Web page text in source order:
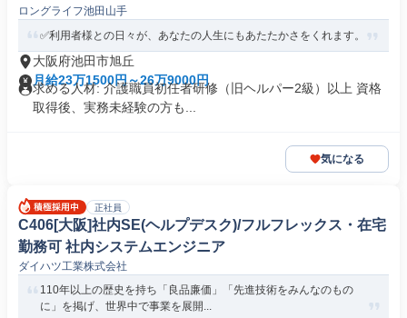
ロングライフ池田山手
✅利用者様との日々が、あなたの人生にもあたたかさをくれます。
大阪府池田市旭丘
月給23万1500円～26万9000円
求める人材: 介護職員初任者研修（旧ヘルパー2級）以上 資格
取得後、実務未経験の方も...
気になる
正社員
C406[大阪]社内SE(ヘルプデスク)/フルフレックス・在宅
勤務可 社内システムエンジニア
ダイハツ工業株式会社
110年以上の歴史を持ち「良品廉価」「先進技術をみんなのもの
に」を掲げ、世界中で事業を展開...